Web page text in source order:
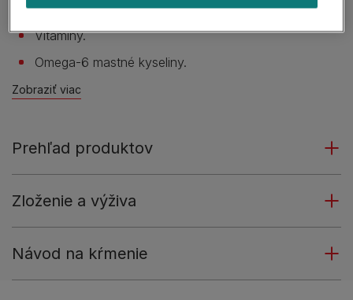
Bielkoviny.
Vitamíny.
Omega-6 mastné kyseliny.
Zobraziť viac
Prehľad produktov
Zloženie a výživa
Návod na kŕmenie